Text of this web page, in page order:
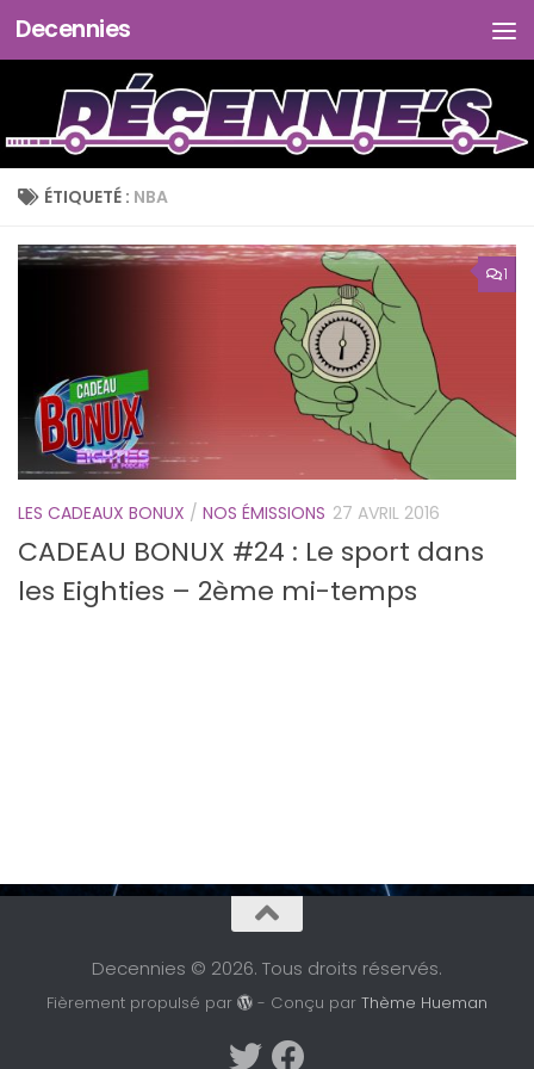
Skip to content
Decennies
ÉTIQUETÉ : NBA
1
LES CADEAUX BONUX / NOS ÉMISSIONS 27 AVRIL 2016
CADEAU BONUX #24 : Le sport dans
les Eighties – 2ème mi-temps
Decennies © 2026. Tous droits réservés.
Fièrement propulsé par - Conçu parThème Hueman